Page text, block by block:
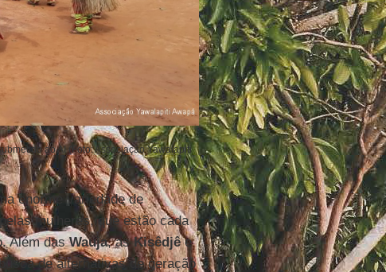
ao AI (Foto: Associação Yawalapiti
enorme variedade de
mulheres, que estão cada
Além dasWauja, asKisêdjêe
de alternativas de geração